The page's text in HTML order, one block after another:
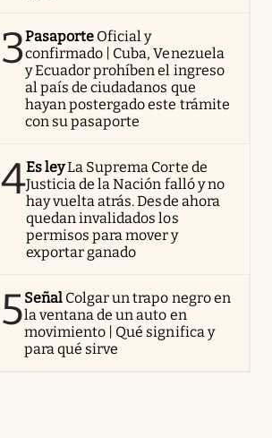
3Pasaporte Oficial y
confirmado | Cuba, Venezuela
y Ecuador prohíben el ingreso
al país de ciudadanos que
hayan postergado este trámite
con su pasaporte
4Es leyLa Suprema Corte de
Justicia de la Nación falló y no
hay vuelta atrás. Desde ahora
quedan invalidados los
permisos para mover y
exportar ganado
5Señal Colgar un trapo negro en
la ventana de un auto en
movimiento | Qué significa y
para qué sirve